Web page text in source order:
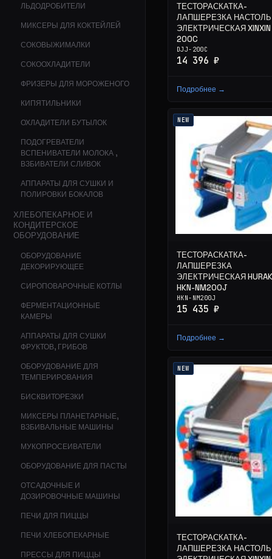
ЛЬДОДРОБИТЕЛИ
МИКСЕРЫ ДЛЯ КОКТЕЙЛЕЙ
СОКОВЫЖИМАЛКИ
СОКООХЛАДИТЕЛИ
ФРИЗЕРЫ ДЛЯ МОРОЖЕНОГО
КИПЯТИЛЬНИКИ
ОХЛАДИТЕЛИ БУТЫЛОК
ПОДОГРЕВАТЕЛИ
ВСПЕНИВАТЕЛИ МОЛОКА ,
ВЗБИВАТЕЛИ СЛИВОК
АППАРАТЫ ДЛЯ СУШКИ И
ПОЛИРОВКИ БОКАЛОВ
ХЛЕБОПЕКАРНОЕ И
КОНДИТЕРСКОЕ
ОБОРУДОВАНИЕ
ОБОРУДОВАНИЕ
ДЕКОРИРУЮЩЕЕ
СИРОПОВАРОЧНЫЕ КОТЛЫ
ФЕРМЕНТАЦИОННЫЕ
КАМЕРЫ
АППАРАТЫ ДЛЯ СУШКИ
ФРУКТОВ, ГРИБОВ
ОБОРУДОВАНИЕ ДЛЯ
ТЕМПЕРИРОВАНИЯ
БИСКВИТОРЕЗКИ
МИКСЕРЫ ПЛАНЕТАРНЫЕ,
ВЗБИВАЛЬНЫЕ МАШИНЫ
МУКОПРОСЕИВАТЕЛИ
ОБОРУДОВАНИЕ ДЛЯ ПАСТЫ
ОТСАДОЧНЫЕ И
ДОЗИРОВОЧНЫЕ МАШИНЫ
ПЕЧИ ДЛЯ ПИЦЦЫ
ПЕЧИ ХЛЕБОПЕКАРНЫЕ
ПРЕССЫ ДЛЯ ПИЦЦЫ
ТЕСТОРАСКАТКА-
ЛАПШЕРЕЗКА
ЭЛЕКТРИЧЕСКАЯ
200C
DJJ-200C
14 396 ₽
Подробнее →
NEW
ТЕСТОРАСКАТКА-
ЛАПШЕРЕЗКА
ЭЛЕКТРИЧЕСКАЯ
HKN-NM200J
HKN-NM200J
15 435 ₽
Подробнее →
NEW
ТЕСТОРАСКАТКА-
ЛАПШЕРЕЗКА